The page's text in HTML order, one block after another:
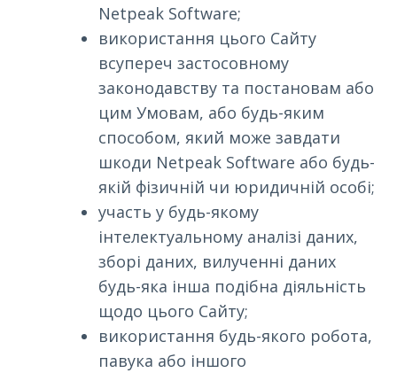
Netpeak Software;
використання цього Сайту
всупереч застосовному
законодавству та постановам або
цим Умовам, або будь-яким
способом, який може завдати
шкоди Netpeak Software або будь-
якій фізичній чи юридичній особі;
участь у будь-якому
інтелектуальному аналізі даних,
зборі даних, вилученні даних
будь-яка інша подібна діяльність
щодо цього Сайту;
використання будь-якого робота,
павука або іншого